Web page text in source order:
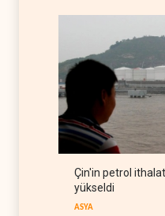
Çin'in petrol
yükseldi
ASYA